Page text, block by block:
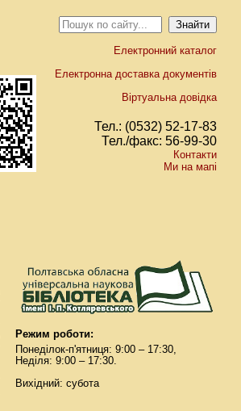
Електронний каталог
Електронна доставка документів
Віртуальна довідка
Тел.: (0532) 52-17-83
Тел./факс: 56-99-30
Контакти
Ми на мапі
Режим роботи:
Понеділок-п'ятниця: 9:00 – 17:30,
Неділя: 9:00 – 17:30.
Вихідний: субота